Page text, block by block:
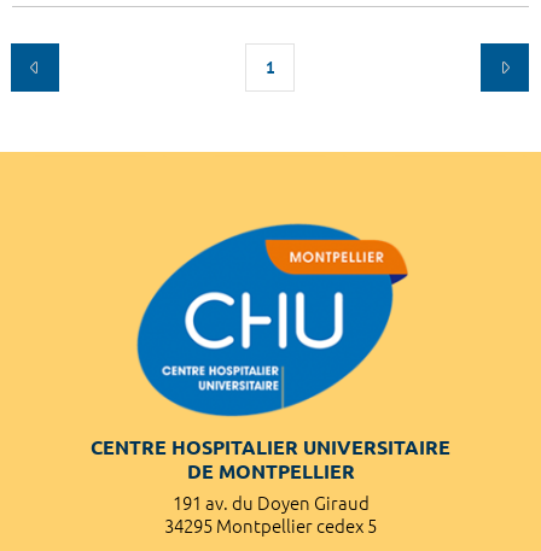
1
CENTRE HOSPITALIER UNIVERSITAIRE
DE MONTPELLIER
191 av. du Doyen Giraud
34295 Montpellier cedex 5